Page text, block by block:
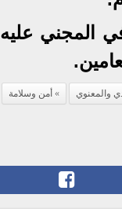
المجني عليه
والمعنوي
أمن وسلامة